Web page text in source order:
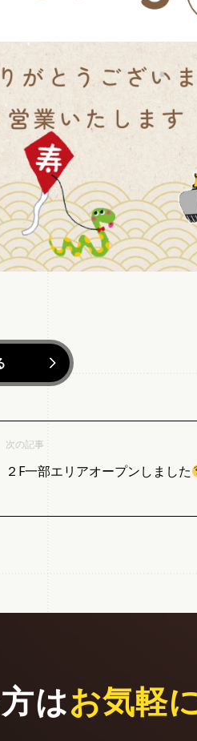
次の記事
２F一部エリアオープンしました
はお気軽